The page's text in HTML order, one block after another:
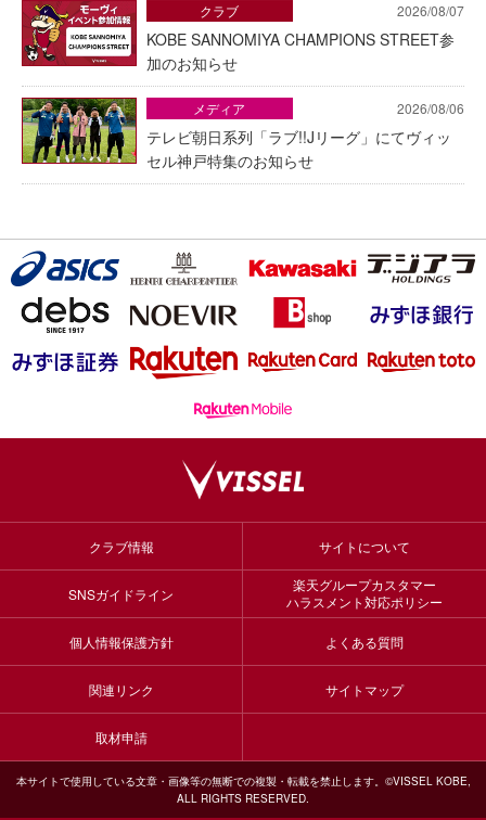
2026/08/07
KOBE SANNOMIYA CHAMPIONS STREET参
加のお知らせ
クラブ
2026/08/06
テレビ朝日系列「ラブ!!Jリーグ」にてヴィッ
セル神戸特集のお知らせ
メディア
クラブ情報 サイトについて
SNSガイドライン
楽天グループカスタマー
ハラスメント対応ポリシー
個人情報保護方針 よくある質問
関連リンク サイトマップ
取材申請
本サイトで使用している文章・画像等の無断での複製・転載を禁止します。©VISSEL KOBE,
ALL RIGHTS RESERVED.